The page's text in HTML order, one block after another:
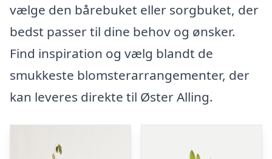
vælge den bårebuket eller sorgbuket, der
bedst passer til dine behov og ønsker.
Find inspiration og vælg blandt de
smukkeste blomsterarrangementer, der
kan leveres direkte til Øster Alling.